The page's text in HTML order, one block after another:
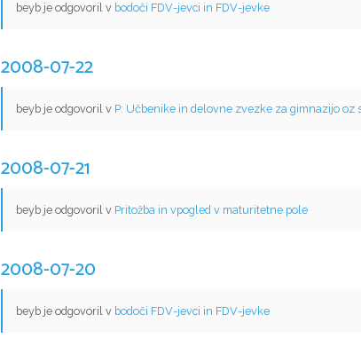
beyb je odgovoril v bodoči FDV-jevci in FDV-jevke
2008-07-22
beyb je odgovoril v P: Učbenike in delovne zvezke za gimnazijo oz
2008-07-21
beyb je odgovoril v Pritožba in vpogled v maturitetne pole
2008-07-20
beyb je odgovoril v bodoči FDV-jevci in FDV-jevke